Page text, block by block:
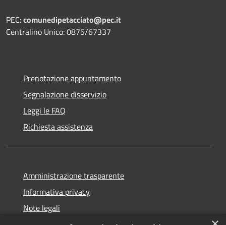
PEC:comunedipetacciato@pec.it
Centralino Unico: 0875/67337
Prenotazione appuntamento
Segnalazione disservizio
Leggi le FAQ
Richiesta assistenza
Amministrazione trasparente
Informativa privacy
Note legali